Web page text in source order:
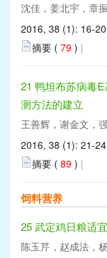
沈佳，姜北宇，章
2016, 38 (1): 16-
摘要 ( 79 ) |
21 鸭坦布苏病毒
测方法的建立
王善辉，谢金文，
2016, 38 (1): 21-
摘要 ( 89 ) |
饲料营养
25 武定鸡日粮适
陈玉芹，赵成法，